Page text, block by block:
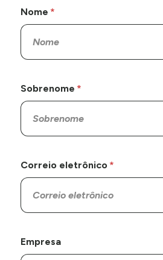
Nome
Sobrenome
Correio eletrônico
Empresa